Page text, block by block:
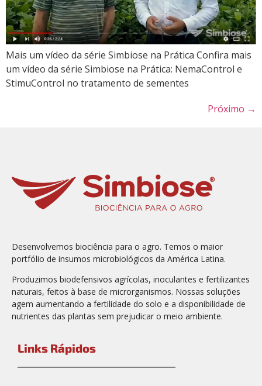
Mais um vídeo da série Simbiose na Prática Confira mais
um vídeo da série Simbiose na Prática: NemaControl e
StimuControl no tratamento de sementes
Próximo →
Desenvolvemos biociência para o agro. Temos o maior
portfólio de insumos microbiológicos da América Latina.
Produzimos biodefensivos agrícolas, inoculantes e fertilizantes
naturais, feitos à base de microrganismos. Nossas soluções
agem aumentando a fertilidade do solo e a disponibilidade de
nutrientes das plantas sem prejudicar o meio ambiente.
Links Rápidos